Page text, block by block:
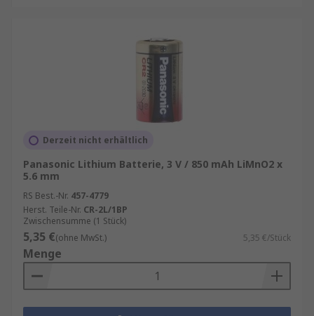
Derzeit nicht erhältlich
Panasonic Lithium Batterie, 3 V / 850 mAh LiMnO2 x
5.6 mm
RS Best.-Nr. 457-4779
Herst. Teile-Nr. CR-2L/1BP
Zwischensumme (1 Stück)
5,35 €(ohne MwSt.) 5,35 €/Stück
Menge